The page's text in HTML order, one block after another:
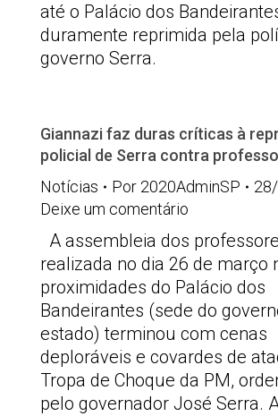
até o Palácio dos
duramente reprimida pela
governo Serra.
Giannazi faz duras críticas à
policial de Serra contra
Notícias
Por 2020AdminSP
Deixe um comentário
A assembleia dos
realizada no dia 26 de março
proximidades do Palácio dos
Bandeirantes (sede do
estado) terminou com cenas
deploráveis e covardes de
Tropa de Choque da PM,
pelo governador José Serra.